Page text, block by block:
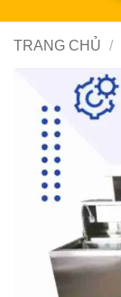
TRANG CHỦ /